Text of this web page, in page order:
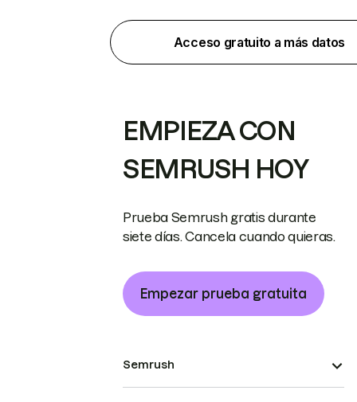
Acceso gratuito a más datos
EMPIEZA CON
SEMRUSH HOY
Prueba Semrush gratis durante
siete días. Cancela cuando quieras.
Empezar prueba gratuita
Semrush